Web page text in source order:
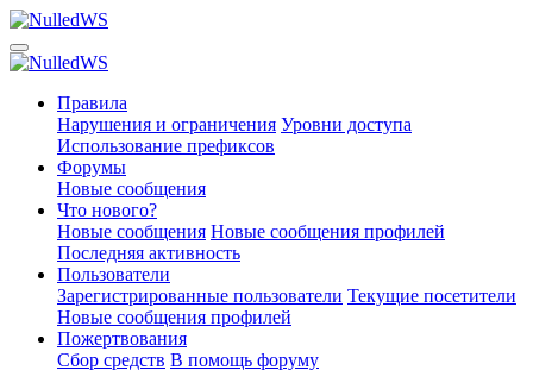
Правила
Нарушения и ограничения Уровни доступа
Использование префиксов
Форумы
Новые сообщения
Что нового?
Новые сообщения Новые сообщения профилей
Последняя активность
Пользователи
Зарегистрированные пользователи Текущие посетители
Новые сообщения профилей
Пожертвования
Сбор средств В помощь форуму